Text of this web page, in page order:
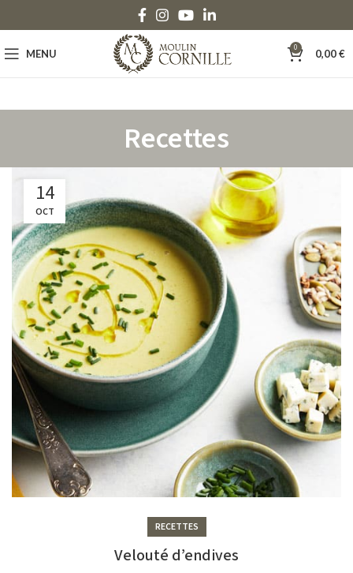
MENU 0 0,00€
Recettes
14
OCT
RECETTES
Velouté d’endives